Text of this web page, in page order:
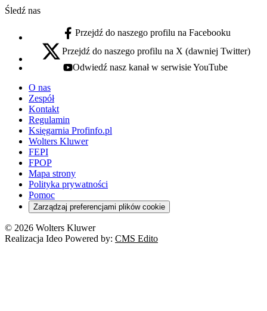
Śledź nas
facebook - otwiera się w nowej karcie
Przejdź do naszego profilu na Facebooku
x - otwiera się w nowej karcie
Przejdź do naszego profilu na X (dawniej Twitter)
youtube - otwiera się w nowej karcie
Odwiedź nasz kanał w serwisie YouTube
O nas
Zespół
Kontakt
Regulamin
Księgarnia Profinfo.pl
Wolters Kluwer
FEPI
FPOP
Mapa strony
Polityka prywatności
Pomoc
Zarządzaj preferencjami plików cookie
© 2026 Wolters Kluwer
Realizacja Ideo Powered by: CMS Edito